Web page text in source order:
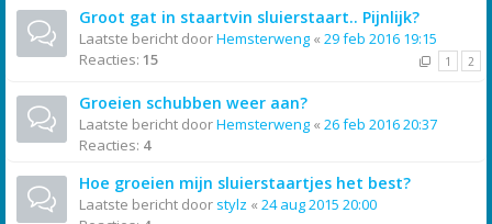
Groot gat in staartvin sluierstaart.. Pijnlijk?
Laatste bericht doorHemsterweng « 29 feb 2016 19:15
Reacties: 15 1 2
Groeien schubben weer aan?
Laatste bericht doorHemsterweng « 26 feb 2016 20:37
Reacties: 4
Hoe groeien mijn sluierstaartjes het best?
Laatste bericht door stylz « 24 aug 2015 20:00